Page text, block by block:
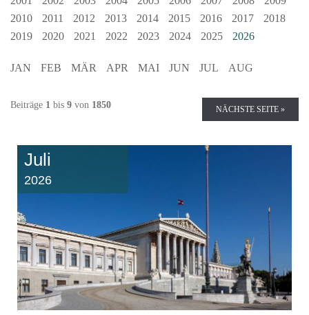
2010
2011 2012 2013 2014 2015 2016 2017
2018
2019
2020 2021 2022 2023 2024 2025 2026
JAN FEB MÄR APR MAI JUN JUL AUG
Beiträge 1 bis 9 von 1850 NÄCHSTE SEITE »
Juli
2026